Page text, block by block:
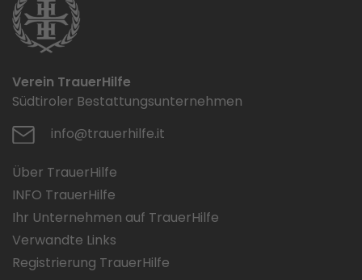
Verein TrauerHilfe
Südtiroler Bestattungsunternehmen
info@trauerhilfe.it
Über TrauerHilfe
INFO TrauerHilfe
Ihr Unternehmen auf TrauerHilfe
Verwandte Links
Registrierung TrauerHilfe